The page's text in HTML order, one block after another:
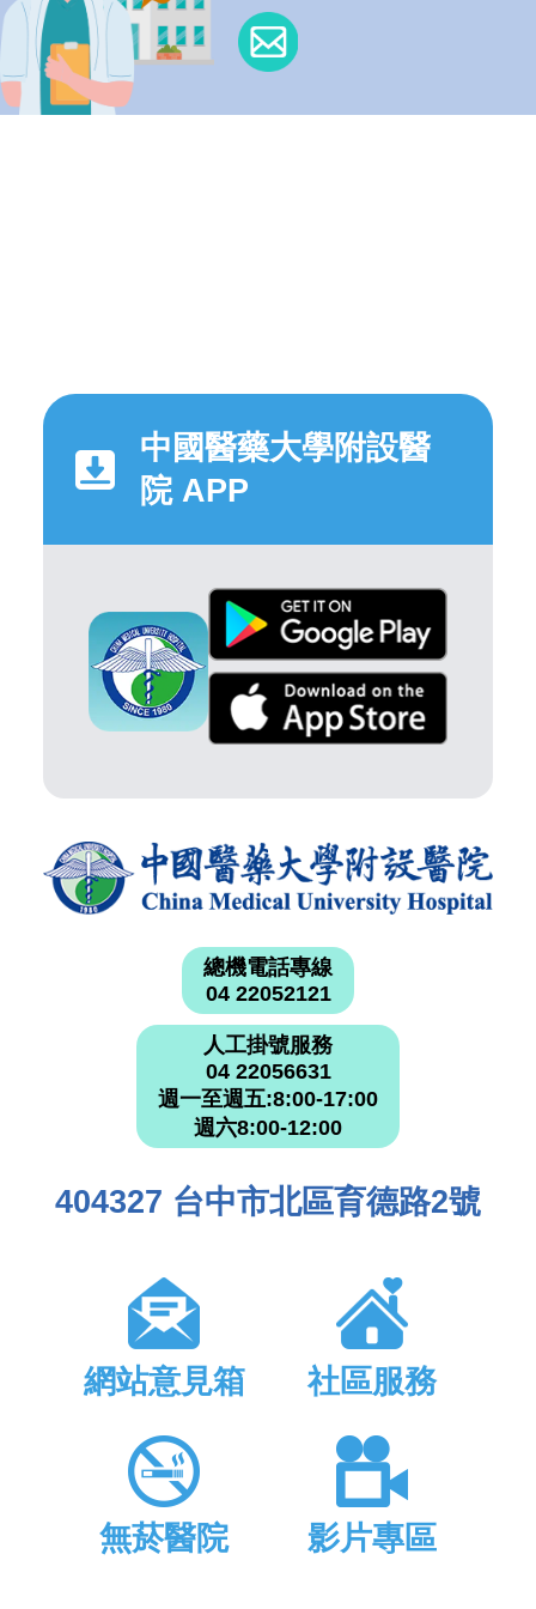
中國醫藥大學附設醫
院 APP
總機電話專線
04 22052121
人工掛號服務
04 22056631
週一至週五:8:00-17:00
週六8:00-12:00
404327 台中市北區育德路2號
網站意見箱 社區服務
無菸醫院 影片專區